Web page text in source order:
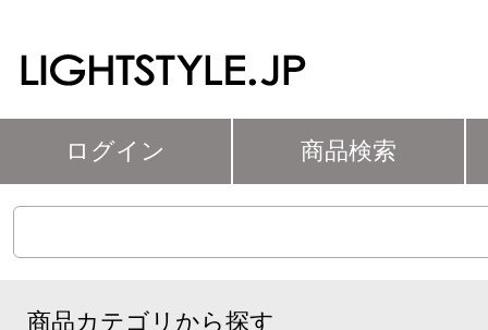
ログイン 商品検索
商品カテゴリから探す